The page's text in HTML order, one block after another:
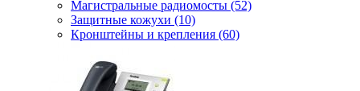
Магистральные радиомосты (52)
Защитные кожухи (10)
Кронштейны и крепления (60)